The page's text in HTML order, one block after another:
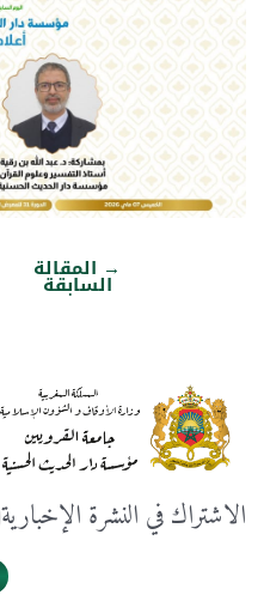
تصفّح→ المقالة
السابقة
الاشتراك في النشرة الإخبارية